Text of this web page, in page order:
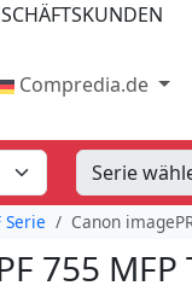
Compredia.de
Serie Canon
755